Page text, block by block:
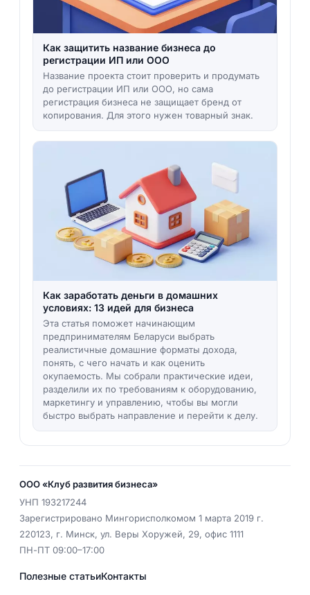
Как защитить название бизнеса до
регистрации ИП или ООО
Название проекта стоит проверить и продумать
до регистрации ИП или ООО, но сама
регистрация бизнеса не защищает бренд от
копирования. Для этого нужен товарный знак.
Как заработать деньги в домашних
условиях: 13 идей для бизнеса
Эта статья поможет начинающим
предпринимателям Беларуси выбрать
реалистичные домашние форматы дохода,
понять, с чего начать и как оценить
окупаемость. Мы собрали практические идеи,
разделили их по требованиям к оборудованию,
маркетингу и управлению, чтобы вы могли
быстро выбрать направление и перейти к делу.
ООО «Клуб развития бизнеса»
УНП 193217244
Зарегистрировано Мингорисполкомом 1 марта 2019 г.
220123, г. Минск, ул. Веры Хоружей, 29, офис 1111
ПН-ПТ 09:00–17:00
Полезные статьиКонтакты